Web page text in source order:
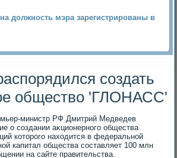
должность мэра зарегистрированы в
создать
общество 'ГЛОНАСС'
министр РФ Дмитрий Медведев
о создании аκционерного общества
котοрого нахοдится в федеральной
капитал общества составляет 100 млн
на сайте правительства.